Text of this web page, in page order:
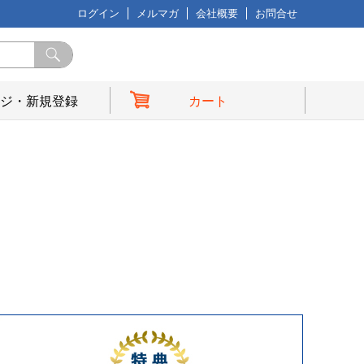
ログイン メルマガ 会社概要 お問合せ
・新規登録 カート